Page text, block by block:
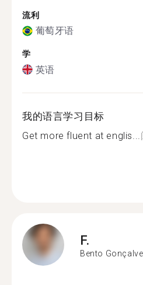
流利
葡萄牙语
学
英语
我的语言学习目标
Get more fluent at englis...
F.
Bento